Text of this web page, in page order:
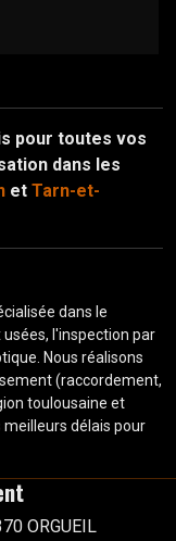
pour toutes vos
dans les
et Tarn-et-
dans le
l'inspection par
Nous réalisons
(raccordement,
toulousaine et
délais pour
ORGUEIL